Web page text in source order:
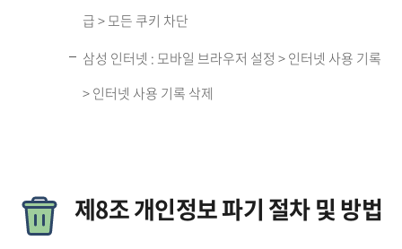
급 > 모든 쿠키 차단
삼성 인터넷 : 모바일 브라우저 설정 > 인터넷 사용 기록
> 인터넷 사용 기록 삭제
제8조 개인정보 파기 절차 및 방법